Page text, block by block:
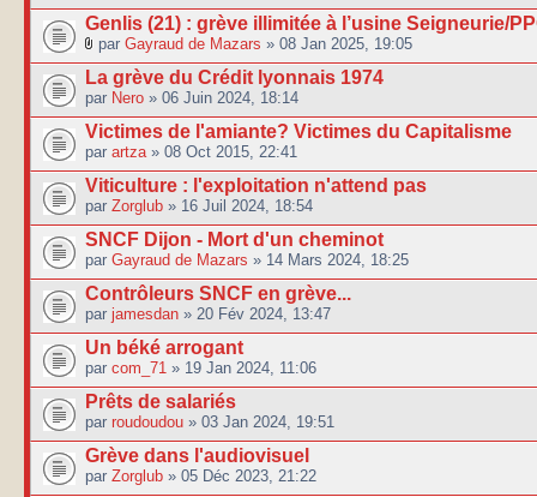
Genlis (21) : grève illimitée à l’usine Seigneurie/
par Gayraud de Mazars » 08 Jan 2025, 19:05
La grève du Crédit lyonnais 1974
par Nero » 06 Juin 2024, 18:14
Victimes de l'amiante? Victimes du Capitalisme
par artza » 08 Oct 2015, 22:41
Viticulture : l'exploitation n'attend pas
par Zorglub » 16 Juil 2024, 18:54
SNCF Dijon - Mort d'un cheminot
par Gayraud de Mazars » 14 Mars 2024, 18:25
Contrôleurs SNCF en grève...
par jamesdan » 20 Fév 2024, 13:47
Un béké arrogant
par com_71 » 19 Jan 2024, 11:06
Prêts de salariés
par roudoudou » 03 Jan 2024, 19:51
Grève dans l'audiovisuel
par Zorglub » 05 Déc 2023, 21:22